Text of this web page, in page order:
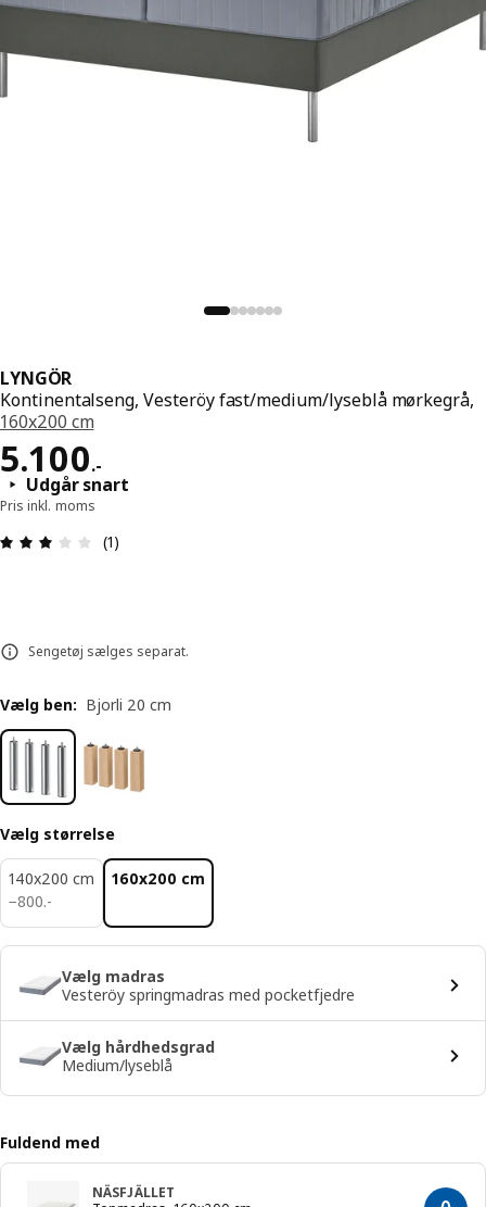
LYNGÖR
Kontinentalseng, Vesteröy fast/medium/lyseblå mørkegrå,
160x200 cm
5.100.-
Pris 5100.-
Udgår snart
Pris inkl. moms
Anmeldelse: 3 Ud af 5 Stjerner. Anmeldelser i
(1)
Sengetøj sælges separat.
Vælg ben: Bjorli 20 cm
Vælg størrelse
140x200 cm
−800.-
800.-
160x200 cm
Vælg madras
Vesteröy springmadras med pocketfjedre
Vælg hårdhedsgrad
Medium/lyseblå
Fuldend med
NÄSFJÄLLET